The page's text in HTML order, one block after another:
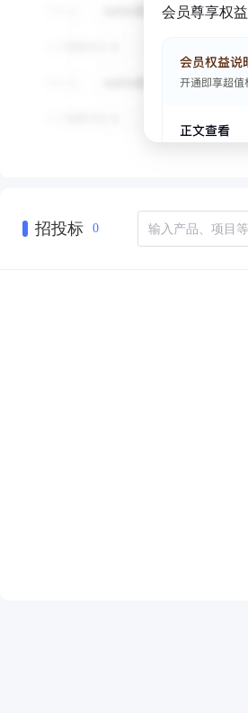
会员尊享权益
招投标 0